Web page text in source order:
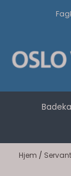
Hopp til innhold
Hjem / Servant